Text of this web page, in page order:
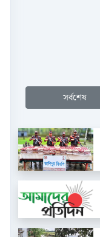
সর্বশেষ